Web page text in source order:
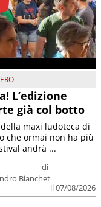
L’edizione
già col botto
di
Bianchet
il 07/08/2026
maxi ludoteca di
che ormai non ha più
andrà ...